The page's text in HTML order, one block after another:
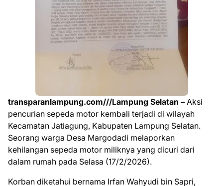
transparanlampung.com///Lampung Selatan – Aksi
pencurian sepeda motor kembali terjadi di wilayah
Kecamatan Jatiagung, Kabupaten Lampung Selatan.
Seorang warga Desa Margodadi melaporkan
kehilangan sepeda motor miliknya yang dicuri dari
dalam rumah pada Selasa (17/2/2026).
Korban diketahui bernama Irfan Wahyudi bin Sapri,